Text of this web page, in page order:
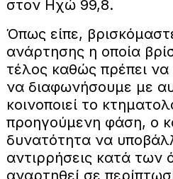
στον Ηχώ 99,8.
Όπως είπε,
ανάρτησης η οποία
τέλος καθώς πρέπει
να διαφωνήσουμε με
κοινοποιεί το
προηγούμενη φάση, ο
δυνατότητα να
αντιρρήσεις κατά των
αναρτηθεί σε